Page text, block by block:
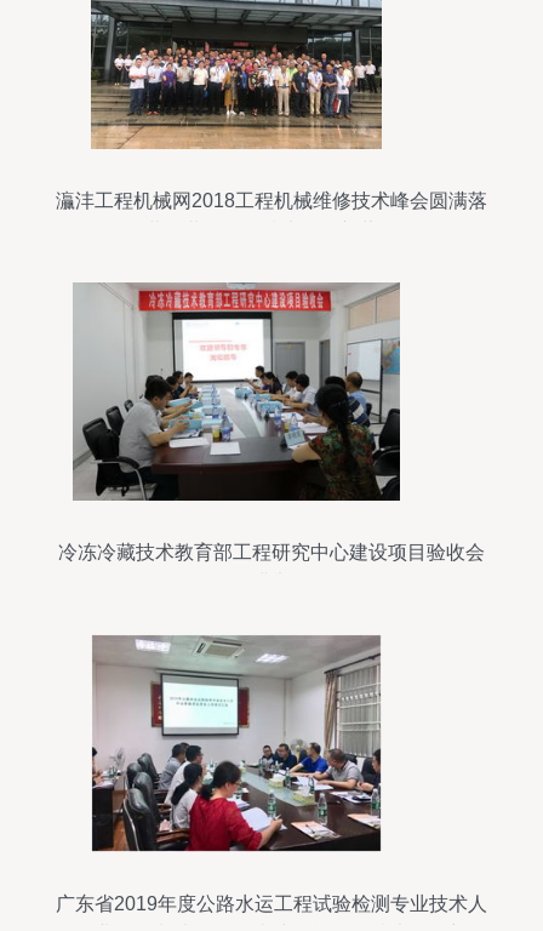
灜沣工程机械网2018工程机械维修技术峰会圆满落
冷冻冷藏技术教育部工程研究中心建设项目验收会
广东省2019年度公路水运工程试验检测专业技术人